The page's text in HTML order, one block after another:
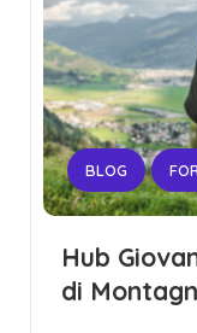
BLOG
Hub
di